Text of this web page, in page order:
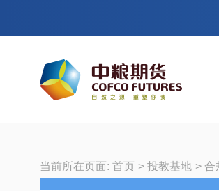
当前所在页面: 首页 投教基地 合